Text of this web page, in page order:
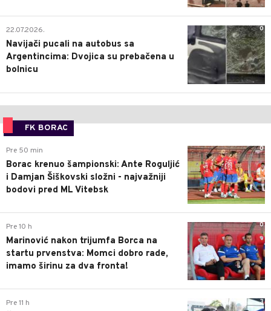
0
22.07.2026.
Navijači pucali na autobus sa
Argentincima: Dvojica su prebačena u
bolnicu
FK BORAC
0
Pre 50 min
Borac krenuo šampionski: Ante Roguljić
i Damjan Šiškovski složni - najvažniji
bodovi pred ML Vitebsk
0
Pre 10 h
Marinović nakon trijumfa Borca na
startu prvenstva: Momci dobro rade,
imamo širinu za dva fronta!
3
Pre 11 h